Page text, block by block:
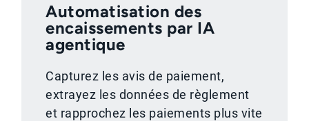
Automatisation des
encaissements par IA
agentique
Capturez les avis de paiement,
extrayez les données de règlement
et rapprochez les paiements plus vite